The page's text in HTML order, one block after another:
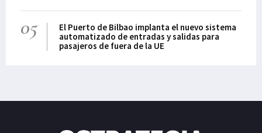
05
El Puerto de Bilbao implanta el nuevo sistema
automatizado de entradas y salidas para
pasajeros de fuera de la UE